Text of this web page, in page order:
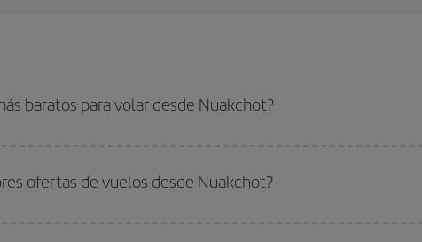
baratos para volar desde Nuakchot?
pensado viajar. Te mostraremos los vuelos más baratos, no solo
oferta. Además, busca en las diferentes opciones de vuelo que te
ofertas de vuelos desde Nuakchot?